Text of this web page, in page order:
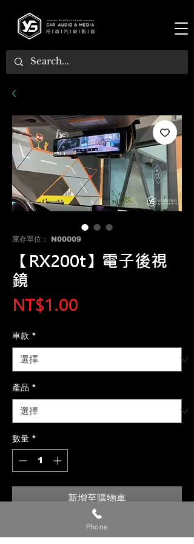
庫存單位： N00009
【RX200t】電子後視
鏡
NT$1.00
車款 *
產品 *
數量 *
新增至購物車
Phone